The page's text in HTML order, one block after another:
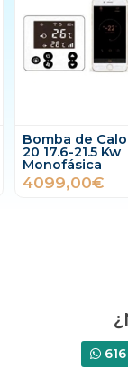
Bomba de
Turbo Silence
13.5 kW
3260,00€